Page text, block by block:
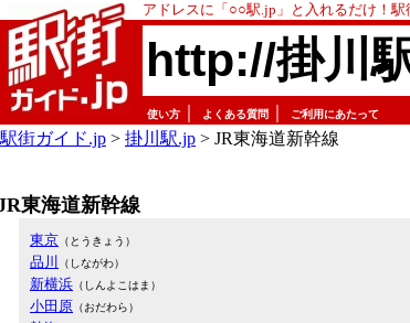
アドレスに「○○駅.jp」と入れるだけ！
http://掛川
使い方 よくある質問 ご利用にあたって
駅街ガイド.jp > 掛川駅.jp > JR東海道新幹線
東海道新幹線
東京 （とうきょう）
品川 （しながわ）
新横浜 （しんよこはま）
小田原 （おだわら）